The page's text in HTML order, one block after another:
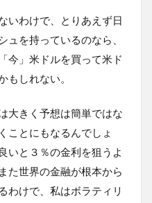
いわけで、とりあえず日
ュを持っているのなら、
今」米ドルを買って米ド
もしれない。
大きく予想は簡単ではな
ことにもなるんでしょ
いと３％の金利を狙うよ
た世界の金融が根本から
わけで、私はボラティリ